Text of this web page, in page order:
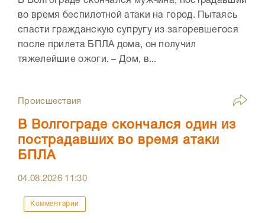
во время беспилотной атаки на город. Пытаясь
спасти гражданскую супругу из загоревшегося
после прилета БПЛА дома, он получил
тяжелейшие ожоги. – Дом, в...
Происшествия
В Волгограде скончался один из
пострадавших во время атаки
БПЛА
04.08.2026 11:30
Комментарии